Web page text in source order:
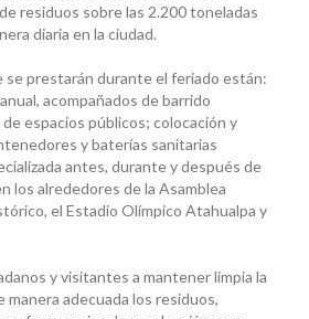
residuos sobre las 2.200 toneladas
diaria en la ciudad.
se prestarán durante el feriado están:
acompañados de barrido
espacios públicos; colocación y
y baterías sanitarias
antes, durante y después de
los alrededores de la Asamblea
el Estadio Olímpico Atahualpa y
y visitantes a mantener limpia la
manera adecuada los residuos,